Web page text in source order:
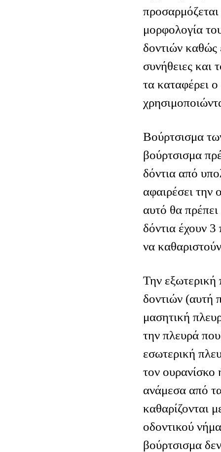
μορφολογία
δοντιών καθώς
συνήθειες και
τα καταφέρει
Βούρτσισμα
βούρτσισμα
δόντια από
αφαιρέσει την
αυτό θα
δόντια έχουν
να
Την
δοντιών (αυτή
μασητική
την πλευρά
εσωτερική
τον
ανάμεσα από
καθαρίζονται
οδοντικού
βούρτσισμα